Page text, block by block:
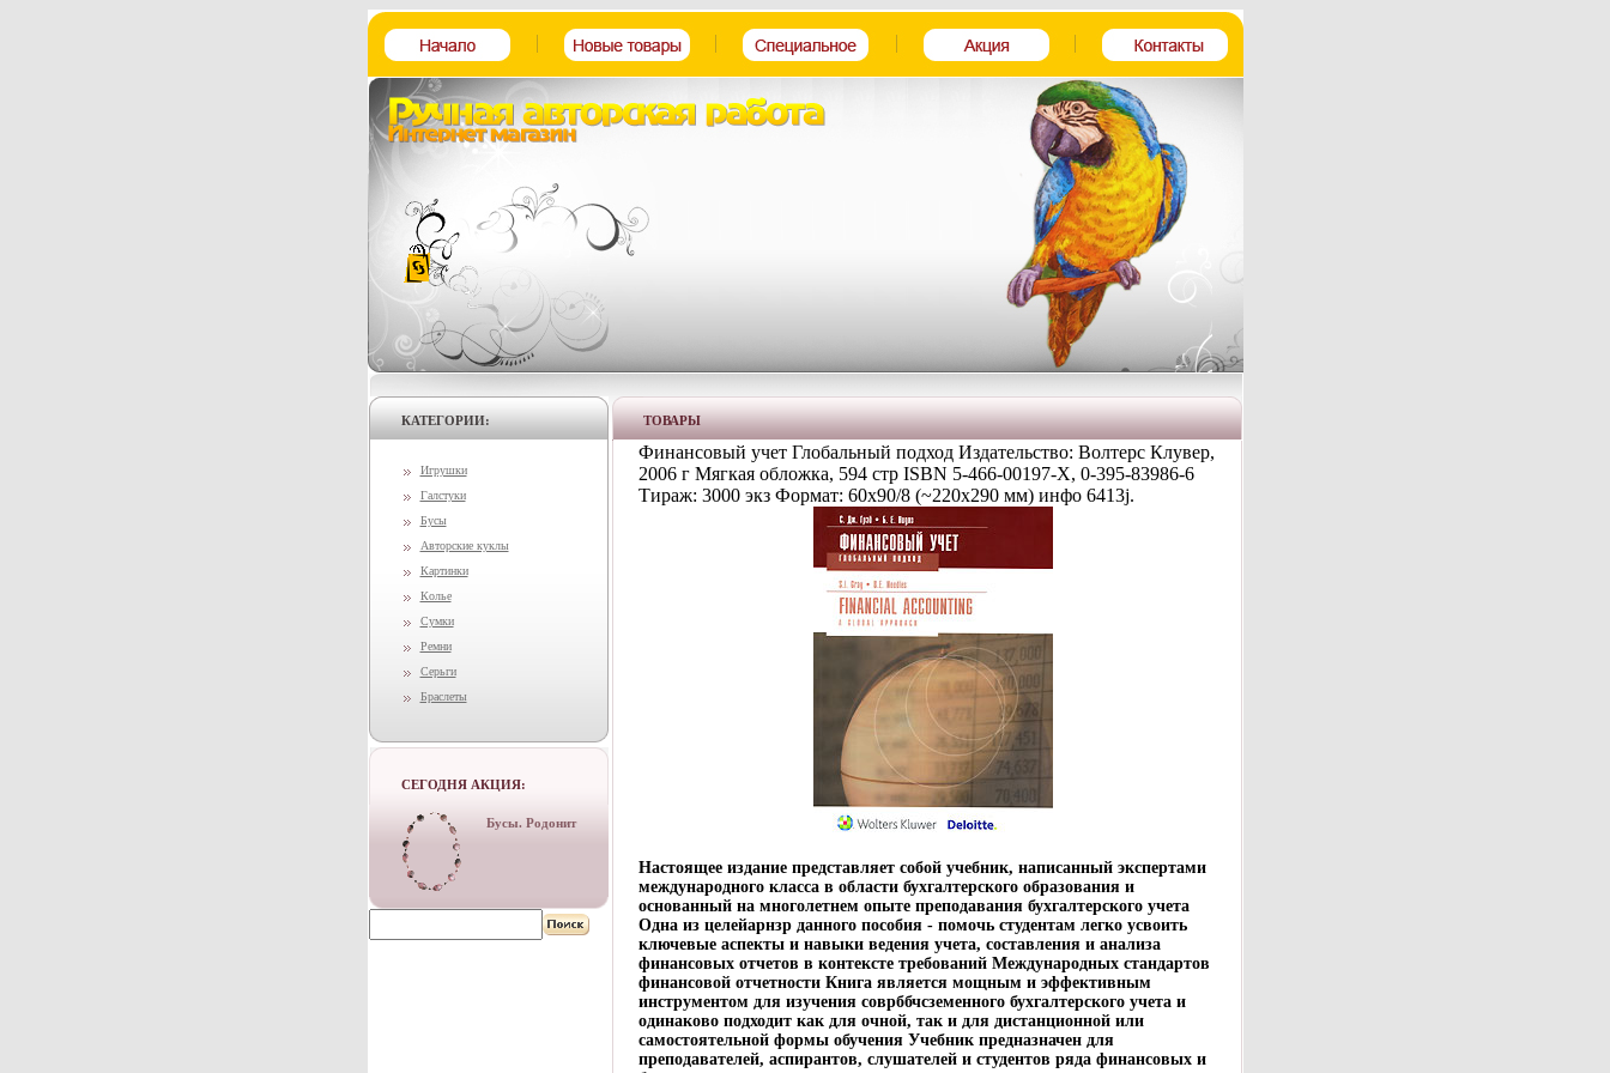
КАТЕГОРИИ:
Игрушки
Галстуки
Бусы
Авторские куклы
Картинки
Колье
Сумки
Ремни
Серьги
Браслеты
СЕГОДНЯ АКЦИЯ:
Бусы. Родонит
ТОВАРЫ
Финансовый учет Глобальный подход Издательство: Волтерс Клувер,
2006 г Мягкая обложка, 594 стр ISBN 5-466-00197-Х, 0-395-83986-6
Тираж: 3000 экз Формат: 60x90/8 (~220х290 мм) инфо 6413j.
Настоящее издание представляет собой учебник, написанный экспертами
международного класса в области бухгалтерского образования и
основанный на многолетнем опыте преподавания бухгалтерского учета
Одна из целейарнзр данного пособия - помочь студентам легко усвоить
ключевые аспекты и навыки ведения учета, составления и анализа
финансовых отчетов в контексте требований Международных стандартов
финансовой отчетности Книга является мощным и эффективным
инструментом для изучения соврббчсземенного бухгалтерского учета и
одинаково подходит как для очной, так и для дистанционной или
самостоятельной формы обучения Учебник предназначен для
преподавателей, аспирантов, слушателей и студентов ряда финансовых и